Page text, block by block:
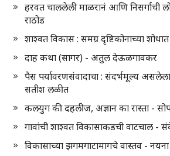
हरवत चाललेली माळरानं आणि निसर्गाची
राठोड
शाश्वत विकास : समग्र दृष्टिकोनाच्या
दाह कथा (सागर) - अतुल देऊळगावकर
पैस पर्यावरणसंवादाचा : संदर्भमूल्य
सतीश लळीत
कलयुग की दहलीज, अज्ञान का रास्ता -
गावांची शाश्वत विकासाकडची वाटचाल -
विकासाच्या झगमगाटामागचे वास्तव -